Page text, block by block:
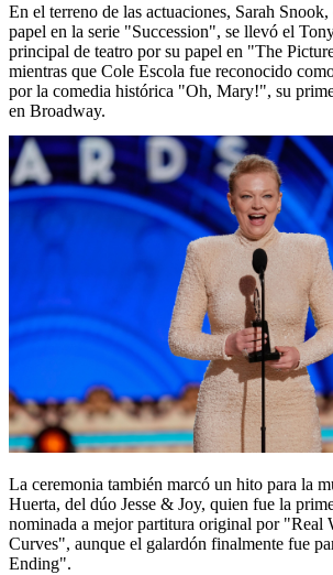
En el terreno de las actuaciones, Sarah
papel en la serie "Succession", se llevó el
principal de teatro por su papel en "The
mientras que Cole Escola fue reconocido
por la comedia histórica "Oh, Mary!", su
en Broadway.
La ceremonia también marcó un hito para la
Huerta, del dúo Jesse & Joy, quien fue la
nominada a mejor partitura original por "Real
Curves", aunque el galardón finalmente fue
Ending".